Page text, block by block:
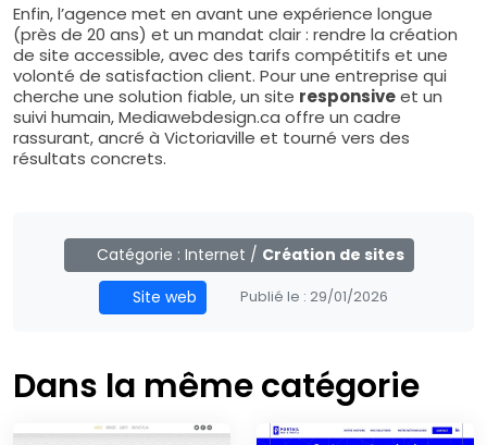
Enfin, l’agence met en avant une expérience longue
(près de 20 ans) et un mandat clair : rendre la création
de site accessible, avec des tarifs compétitifs et une
volonté de satisfaction client. Pour une entreprise qui
cherche une solution fiable, un site responsiveet un
suivi humain, Mediawebdesign.ca offre un cadre
rassurant, ancré à Victoriaville et tourné vers des
résultats concrets.
Catégorie :Internet / Création de sites
Site web
Publié le : 29/01/2026
Dans la même catégorie